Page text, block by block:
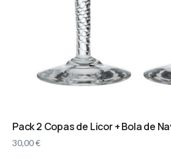
Pack 2 Copas de Licor + Bola de
30,00€